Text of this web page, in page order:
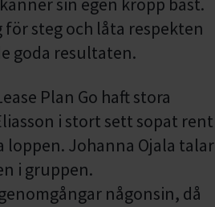
steg och låta respekten
goda resultaten.
Plan Go haft stora
i stort sett sopat rent
Johanna Ojala talar
i gruppen.
någonsin, då